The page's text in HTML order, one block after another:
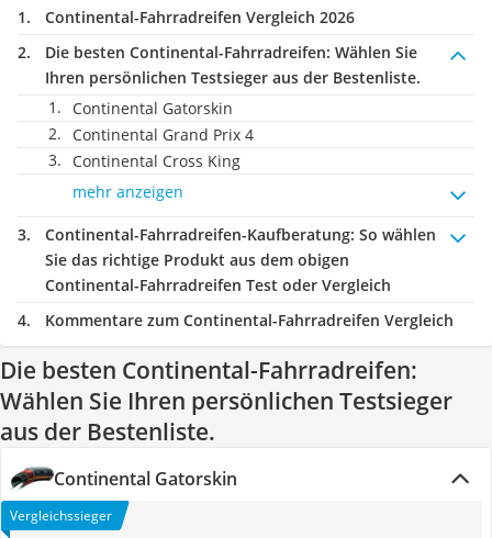
Continental-Fahrradreifen Vergleich 2026
Die besten Continental-Fahrradreifen: Wählen Sie
Ihren persönlichen Testsieger aus der Bestenliste.
Continental Gatorskin
Continental Grand Prix 4
Continental Cross King
mehr anzeigen
Continental-Fahrradreifen-Kaufberatung: So wählen
Sie das richtige Produkt aus dem obigen
Continental-Fahrradreifen Test oder Vergleich
Kommentare zum Continental-Fahrradreifen Vergleich
Die besten Continental-Fahrradreifen:
Wählen Sie Ihren persönlichen Testsieger
aus der Bestenliste.
Continental Gatorskin
Vergleichssieger